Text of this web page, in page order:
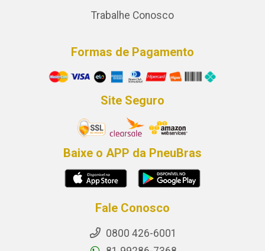
Trabalhe Conosco
Formas de Pagamento
Site Seguro
Baixe o APP da PneuBras
Fale Conosco
0800 426-6001